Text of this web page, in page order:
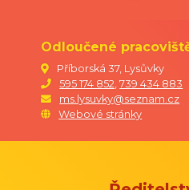
Odloučené
Příborská 37, Lysůvky
595 174 852 ,739 434 883
ms.lysuvky@seznam.cz
Webové stránky